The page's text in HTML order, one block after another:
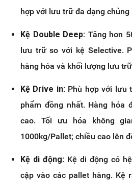
hợp với lưu trữ đa dạng
Kệ Double Deep: Tăng hơn
lưu trữ so với kệ Selective.
hàng hóa và khối lượng lưu
Kệ Drive in: Phù hợp với lưu
phẩm đồng nhất. Hàng
cao. Tối ưu hóa không
1000kg/Pallet; chiều cao lên
Kệ di động: Kệ di động có
cập vào các pallet hàng. Kệ